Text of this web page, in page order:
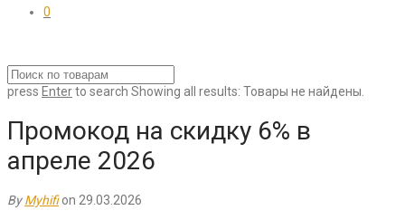
0
press Enterto search Showing all results: Товары не найдены.
Промокод на скидку 6% в
апреле 2026
ByMyhifi on 29.03.2026